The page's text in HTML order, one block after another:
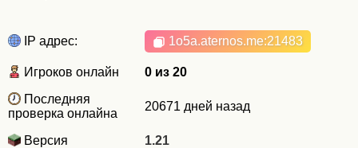
IP адрес: 1o5a.aternos.me:21483
Игроков онлайн
0 из 20
Последняя
проверка онлайна
20671 дней назад
Версия
1.21